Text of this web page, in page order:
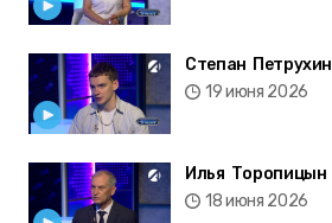
Степан Петрухин
19 июня 2026
Илья Торопицын
18 июня 2026